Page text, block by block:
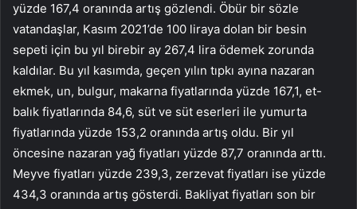
yüzde 167,4 oranında artış gözlendi. Öbür bir sözle
vatandaşlar, Kasım 2021’de 100 liraya dolan bir besin
sepeti için bu yıl birebir ay 267,4 lira ödemek zorunda
kaldılar. Bu yıl kasımda, geçen yılın tıpkı ayına nazaran
ekmek, un, bulgur, makarna fiyatlarında yüzde 167,1, et-
balık fiyatlarında 84,6, süt ve süt eserleri ile yumurta
fiyatlarında yüzde 153,2 oranında artış oldu. Bir yıl
öncesine nazaran yağ fiyatları yüzde 87,7 oranında arttı.
Meyve fiyatları yüzde 239,3, zerzevat fiyatları ise yüzde
434,3 oranında artış gösterdi. Bakliyat fiyatları son bir